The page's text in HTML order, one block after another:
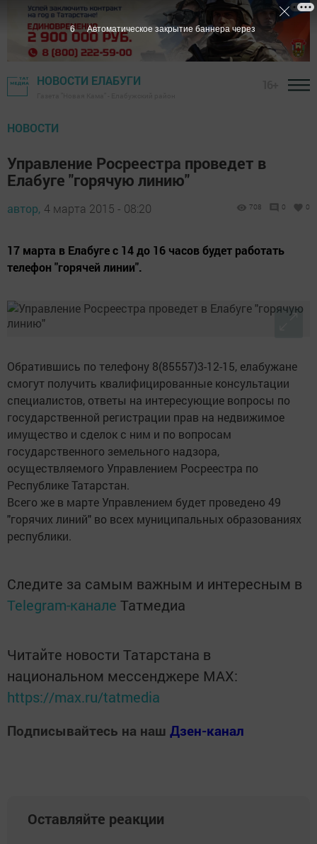
НОВОСТИ ЕЛАБУГИ
НОВОСТИ
Управление Росреестра проведет в
Елабуге "горячую линию"
автор, 4 марта 2015 - 08:20 708 0 0
17 марта в Елабуге с 14 до 16 часов будет работать
телефон "горячей линии".
Обратившись по телефону 8(85557)3-12-15, елабужане
смогут получить квалифицированные консультации
специалистов, ответы на интересующие вопросы по
государственной регистрации прав на недвижимое
имущество и сделок с ним и по вопросам
государственного земельного надзора,
осуществляемого Управлением Росреестра по
Республике Татарстан.
Всего же в марте Управлением будет проведено 49
"горячих линий" во всех муниципальных образованиях
республики.
Следите за самым важным и интересным в
Telegram-канале Татмедиа
Читайте новости Татарстана в
национальном мессенджере MАХ:
https://max.ru/tatmedia
Подписывайтесь на наш Дзен-канал
Оставляйте реакции
5 Автоматическое закрытие баннера через